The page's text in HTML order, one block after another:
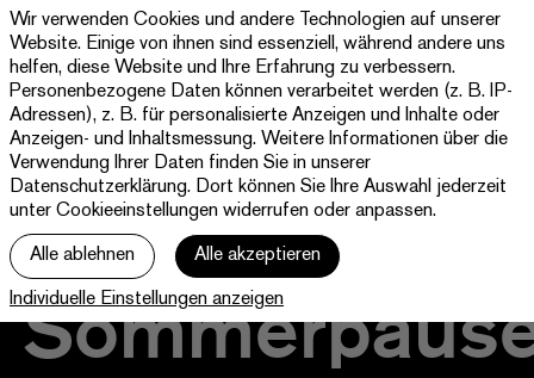
Theater
Paderborn
Westfälische
Kammerspiele
Programm & Tickets
Abos
jott
Ihr Besuch
Haus
Wir verwenden Cookies und andere Technologien auf unserer
Website. Einige von ihnen sind essenziell, während andere uns
helfen, diese Website und Ihre Erfahrung zu verbessern.
Personenbezogene Daten können verarbeitet werden (z. B. IP-
Adressen), z. B. für personalisierte Anzeigen und Inhalte oder
Anzeigen- und Inhaltsmessung. Weitere Informationen über die
Verwendung Ihrer Daten finden Sie in unserer
Datenschutzerklärung. Dort können Sie Ihre Auswahl jederzeit
unter Cookieeinstellungen widerrufen oder anpassen.
Alle ablehnen Alle akzeptieren
Individuelle Einstellungen anzeigen